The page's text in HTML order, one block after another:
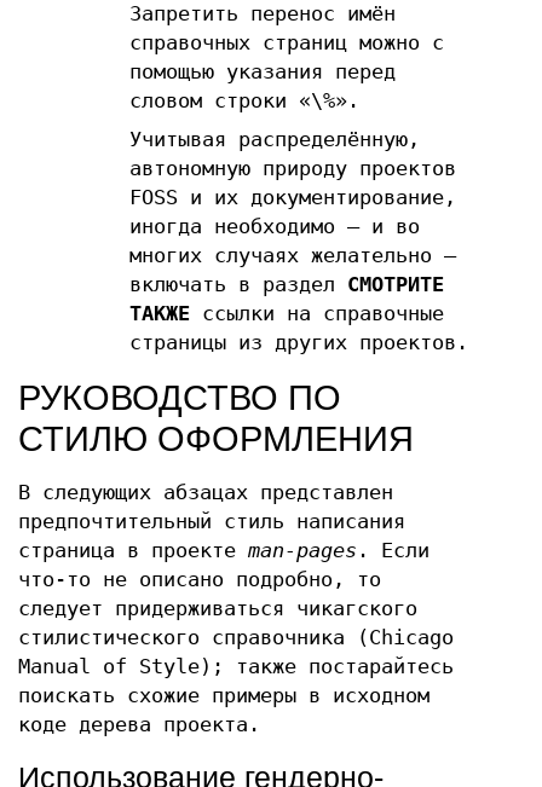
Запретить перенос имён
справочных страниц можно с
помощью указания перед
словом строки «\%».
Учитывая распределённую,
автономную природу проектов
FOSS и их документирование,
иногда необходимо — и во
многих случаях желательно —
включать в раздел СМОТРИТЕ
ТАКЖЕссылки на справочные
страницы из других проектов.
РУКОВОДСТВО ПО
СТИЛЮ ОФОРМЛЕНИЯ
В следующих абзацах представлен
предпочтительный стиль написания
страница в проекте man-pages . Если
что-то не описано подробно, то
следует придерживаться чикагского
стилистического справочника (Chicago
Manual of Style); также постарайтесь
поискать схожие примеры в исходном
коде дерева проекта.
Использование гендерно-